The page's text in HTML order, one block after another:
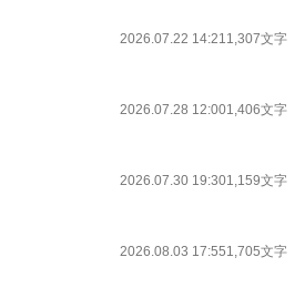
2026.07.22 14:211,307文字
2026.07.28 12:001,406文字
2026.07.30 19:301,159文字
2026.08.03 17:551,705文字